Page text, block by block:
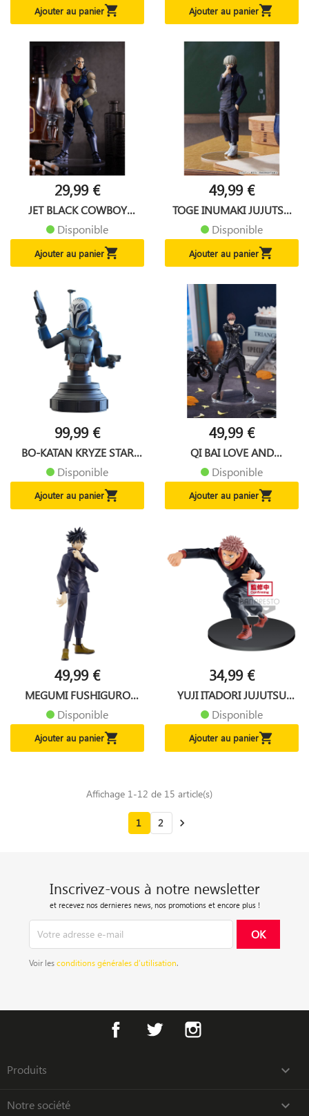
Ajouter au panier Ajouter au panier
29,99 €
JET BLACK COWBOY
BEBOP...
Disponible
Ajouter au panier
49,99 €
TOGE INUMAKI JUJUTSU
KAISEN...
Disponible
Ajouter au panier
99,99 €
BO-KATAN KRYZE STAR
Disponible
Ajouter au panier
49,99 €
QI BAI LOVE AND
Disponible
Ajouter au panier
49,99 €
MEGUMI FUSHIGURO
Disponible
Ajouter au panier
34,99 €
YUJI ITADORI JUJUTSU
Disponible
Ajouter au panier
Affichage 1-12 de 15 article(s)
1 2 
Inscrivez-vous à notre newsletter
et recevez nos dernieres news, nos promotions et encore plus !
Voir lesconditions générales d’utilisation.
Facebook Twitter
Produits 
Notre société 